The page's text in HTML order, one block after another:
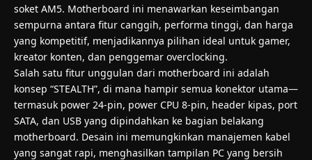
soket AM5. Motherboard ini menawarkan keseimbangan
sempurna antara fitur canggih, performa tinggi, dan harga
yang kompetitif, menjadikannya pilihan ideal untuk gamer,
kreator konten, dan penggemar overclocking.
Salah satu fitur unggulan dari motherboard ini adalah
konsep “STEALTH”, di mana hampir semua konektor utama—
termasuk power 24-pin, power CPU 8-pin, header kipas, port
SATA, dan USB yang dipindahkan ke bagian belakang
motherboard. Desain ini memungkinkan manajemen kabel
yang sangat rapi, menghasilkan tampilan PC yang bersih